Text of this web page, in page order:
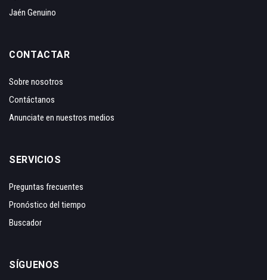
Jaén Genuino
CONTACTAR
Sobre nosotros
Contáctanos
Anunciate en nuestros medios
SERVICIOS
Preguntas frecuentes
Pronóstico del tiempo
Buscador
SÍGUENOS